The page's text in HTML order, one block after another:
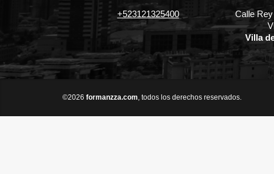
+523121325400
Calle
Villa
©2026 formanzza.com, todos los derechos reservados.